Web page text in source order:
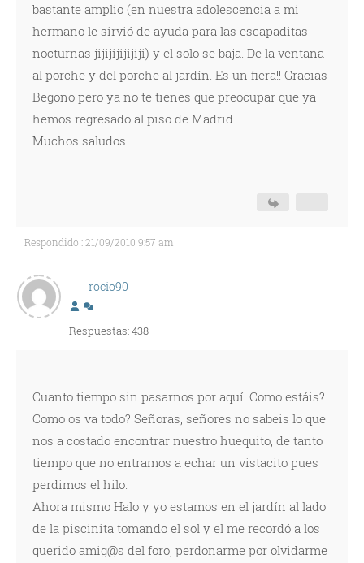
bastante amplio (en nuestra adolescencia a mi
hermano le sirvió de ayuda para las escapaditas
nocturnas jijijijijijiji) y el solo se baja. De la ventana
al porche y del porche al jardín. Es un fiera!! Gracias
Begono pero ya no te tienes que preocupar que ya
hemos regresado al piso de Madrid.
Muchos saludos.
Respondido : 21/09/2010 9:57 am
rocio90
Respuestas: 438
Cuanto tiempo sin pasarnos por aquí! Como estáis?
Como os va todo? Señoras, señores no sabeis lo que
nos a costado encontrar nuestro huequito, de tanto
tiempo que no entramos a echar un vistacito pues
perdimos el hilo.
Ahora mismo Halo y yo estamos en el jardín al lado
de la piscinita tomando el sol y el me recordó a los
querido amig@s del foro, perdonarme por olvidarme